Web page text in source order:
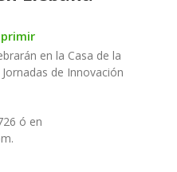
en la Casa de la
de Innovación
ó en